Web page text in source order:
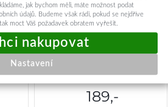
14
Zadní pouzdro MATT pro
189,-
jak bychom měli, máte možnost podat
údajů. Budeme však rádi, pokud se nejdříve
moct Váš požadavek obratem vyřešit.
Nastavení